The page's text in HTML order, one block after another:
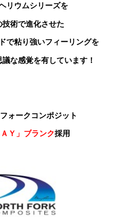
リウムシリーズを
技術で進化させた
で粘り強いフィーリングを
な感覚を有しています！
ォークコンポジット
ＡＹ」ブランク採用